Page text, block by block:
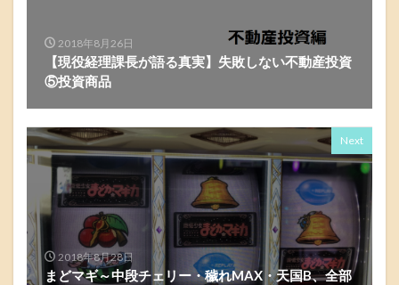
2018年8月26日
【現役経理課長が語る真実】失敗しない不動産投資
⑤投資商品
Next
2018年8月28日
まどマギ～中段チェリー・穢れMAX・天国B、全部